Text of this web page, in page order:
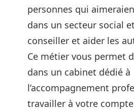
personnes qui
dans un secteur social
conseiller et aider les
Ce métier vous permet
dans un cabinet dédié à
l’accompagnement
travailler à votre